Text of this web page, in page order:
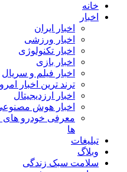
خانه
اخبار
اخبار ایران
اخبار ورزشی
اخبار تکنولوژی
اخبار بازی
اخبار فیلم و سریال
ترند ترین اخبار
اخبار ارزدیجیتال
اخبار هوش
معرفی خودرو های
ها
تبلیغات
وبلاگ
سلامت سبک زندگی